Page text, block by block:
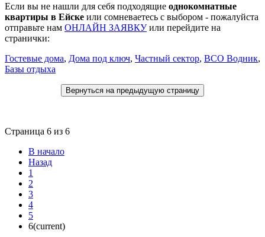
Если вы не нашли для себя подходящие однокомнатные
квартиры в Ейске или сомневаетесь с выбором - пожалуйста
отправьте нам ОНЛАЙН ЗАЯВКУили перейдите на
странички:
Гостевые дома, Дома под ключ, Частный сектор, ВСО Водник,
Базы отдыха
Страница 6 из 6
В начало
Назад
1
2
3
4
5
6(current)